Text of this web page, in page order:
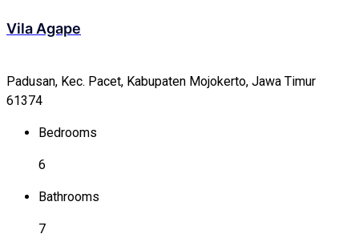
Vila Agape
Padusan, Kec. Pacet, Kabupaten Mojokerto, Jawa Timur
61374
Bedrooms
6
Bathrooms
7